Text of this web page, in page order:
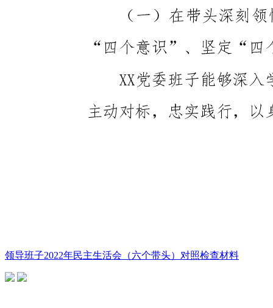
领导班子2022年民主生活会（六个带头）对照检查材料